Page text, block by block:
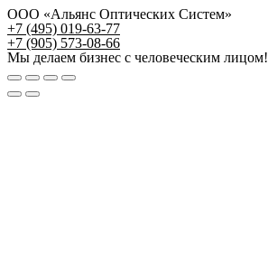
ООО «Альянс Оптических Систем»
+7 (495) 019-63-77
+7 (905) 573-08-66
Мы делаем бизнес с человеческим лицом!